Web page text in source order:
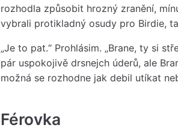
rozhodla způsobit hrozný zranění,
vybrali protikladný osudy pro Birdie,
„Je to pat.“ Prohlásim. „Brane, ty si
pár uspokojivě drsnejch úderů, ale
možná se rozhodne jak debil utíkat
Férovka